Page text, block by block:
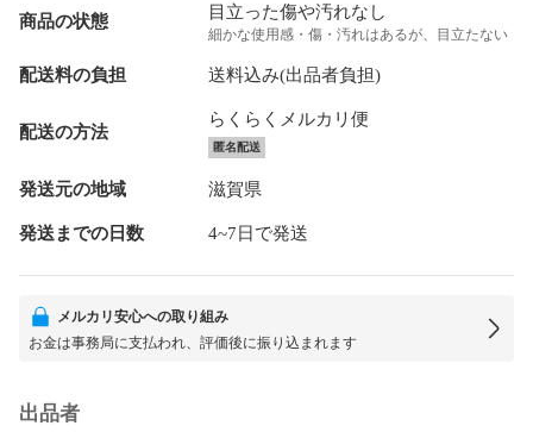
商品の状態 目立った傷や汚れなし
細かな使用感・傷・汚れはあるが、目立たない
配送料の負担 送料込み(出品者負担)
配送の方法
らくらくメルカリ便
匿名配送
発送元の地域 滋賀県
発送までの日数 4~7日で発送
メルカリ安心への取り組み
お金は事務局に支払われ、評価後に振り込まれます
出品者